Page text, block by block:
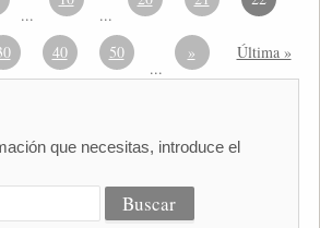
... ...
40 50
...
» Última »
que necesitas, introduce el